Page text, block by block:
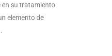
en su tratamiento
elemento de